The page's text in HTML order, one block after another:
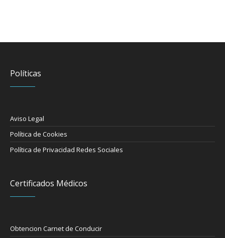
Políticas
Aviso Legal
Política de Cookies
Política de Privacidad Redes Sociales
Certificados Médicos
Obtencion Carnet de Conducir